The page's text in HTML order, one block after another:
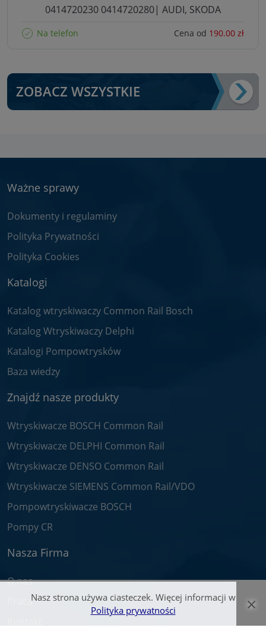
0414720230 0414720280| AUDI, SKODA
Na telefon Cena od 190.00 zł
ZOBACZ WSZYSTKIE
Nasz strona używa ciasteczek. Więcej informacji w
Polityka prywatności
×
Ważne sprawy
Dokumenty i regulaminy
Polityka Prywatności
Polityka Cookies
Katalogi
Katalog wtryskiwaczy Common Rail Bosch
Katalog Wtryskiwaczy Delphi
Katalogi Pompowtrysków
Baza wiedzy
Znajdź nasze produkty
Wtryskiwacze BOSCH Common Rail
Wtryskiwacze DELPHI Common Rail
Wtryskiwacze DENSO Common Rail
Wtryskiwacze SIEMENS Common Rail/VDO
Pompowtryskiwacze BOSCH
Pompy CR
Nasza Firma
O nas
Praca